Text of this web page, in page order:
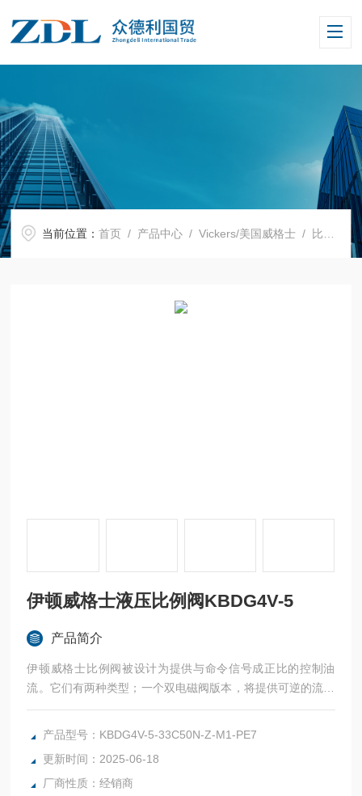
当前位置：首页 / 产品中心 /Vickers/美国威格士 / 比例阀 /
伊顿威格士液压比例阀KBDG4V-5
产品简介
伊顿威格士比例阀被设计为提供与命令信号成正比的控制油
流。它们有两种类型；一个双电磁阀版本，将提供可逆的流量
到一个执行器和一个单一的电磁阀油门版本，提供一个单一的
方向的流量。伊顿威格士液压比例阀KBDG4V-5-33C50N-Z-M
产品型号：KBDG4V-5-33C50N-Z-M1-PE7
更新时间：2025-06-18
厂商性质：经销商